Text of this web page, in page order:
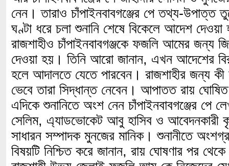
নেন। তারাও চাঁপাইনবাবগঞ্জের পে তথ্য-উপাত্ত
ঘণ্টা ধরে চলা শুনানি শেষে বিকেলে আদেশ
রাজশাহীও চাঁপাইনবাবগঞ্জকে ফজলি আমের জন্য
দেওয়া হয়। তিনি আরো জানান, এখন আদেশের
হলে আদালতে যেতে পারবেন। রাজশাহীর জন্য কী
ভেবে তারা সিদ্ধান্ত নেবেন। আপাতত রায়
এদিকে শুনানিতে অংশ নেন চাঁপাইনবাবগঞ্জের পে
সেলিম, এ্যাডভোকেট আবু হাসিব ও আবেদনকারী
সাধারন সম্পাদক মুনজের মানিক। শুনানীতে
বিষয়টি নিশ্চিত করে জানান, রায় ঘোষণার পর থেকে